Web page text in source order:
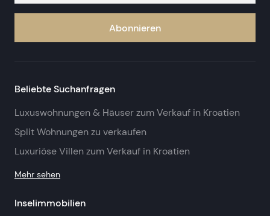
Abonnieren
Beliebte Suchanfragen
Luxuswohnungen & Häuser zum Verkauf in Kroatien
Split Wohnungen zu verkaufen
Luxuriöse Villen zum Verkauf in Kroatien
Mehr sehen
Inselimmobilien